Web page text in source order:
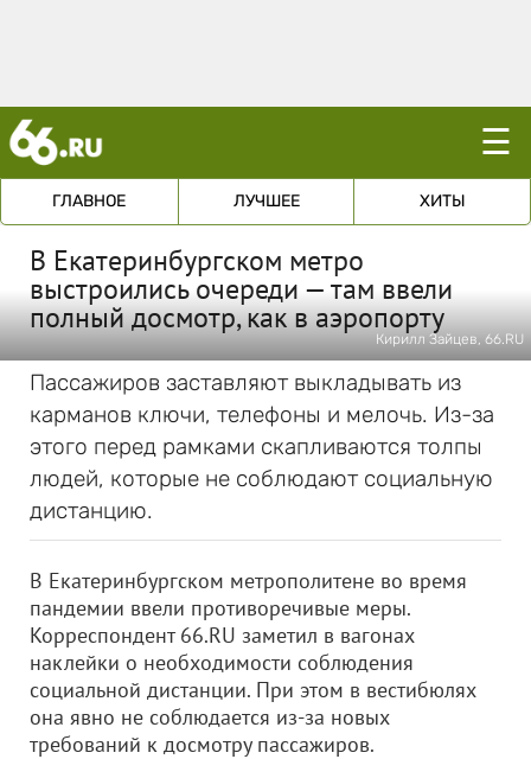
☰
ГЛАВНОЕ ЛУЧШЕЕ ХИТЫ
В Екатеринбургском метро
выстроились очереди — там ввели
полный досмотр, как в аэропорту
Кирилл Зайцев, 66.RU
Пассажиров заставляют выкладывать из
карманов ключи, телефоны и мелочь. Из-за
этого перед рамками скапливаются толпы
людей, которые не соблюдают социальную
дистанцию.
В Екатеринбургском метрополитене во время
пандемии ввели противоречивые меры.
Корреспондент 66.RU заметил в вагонах
наклейки о необходимости соблюдения
социальной дистанции. При этом в вестибюлях
она явно не соблюдается из-за новых
требований к досмотру пассажиров.